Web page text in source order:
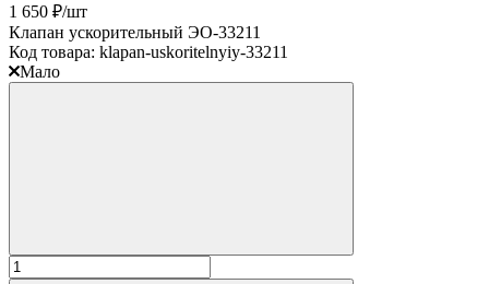
1 650 ₽/шт
Клапан ускорительный ЭО-33211
Код товара: klapan-uskoritelnyiy-33211
Мало